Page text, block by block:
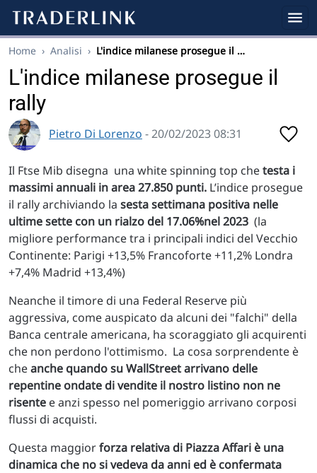
Home › Analisi › L'indice milanese prosegue il …
L'indice milanese prosegue il
rally
Pietro Di Lorenzo - 20/02/2023 08:31
Il Ftse Mib disegna una white spinning top chetesta i
massimi annuali in area 27.850 punti. L’indice prosegue
il rally archiviando la sesta settimana positiva nelle
ultime sette con un rialzo del 17.06%nel 2023 (la
migliore performance tra i principali indici del Vecchio
Continente: Parigi +13,5% Francoforte +11,2% Londra
+7,4% Madrid +13,4%)
Neanche il timore di una Federal Reserve più
aggressiva, come auspicato da alcuni dei "falchi" della
Banca centrale americana, ha scoraggiato gli acquirenti
che non perdono l'ottimismo. La cosa sorprendente è
cheanche quando su WallStreet arrivano delle
repentine ondate di vendite il nostro listino non ne
risente e anzi spesso nel pomeriggio arrivano corposi
flussi di acquisti.
Questa maggiorforza relativa di Piazza Affari è una
dinamica che no si vedeva da anni ed è confermata